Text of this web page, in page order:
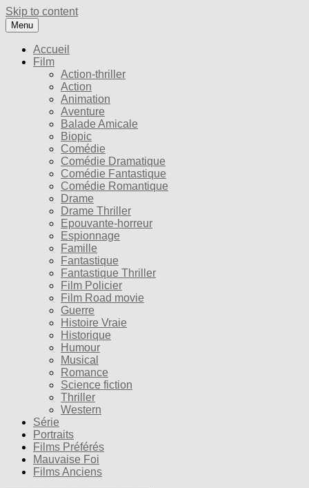
Skip to content
Menu
Accueil
Film
Action-thriller
Action
Animation
Aventure
Balade Amicale
Biopic
Comédie
Comédie Dramatique
Comédie Fantastique
Comédie Romantique
Drame
Drame Thriller
Epouvante-horreur
Espionnage
Famille
Fantastique
Fantastique Thriller
Film Policier
Film Road movie
Guerre
Histoire Vraie
Historique
Humour
Musical
Romance
Science fiction
Thriller
Western
Série
Portraits
Films Préférés
Mauvaise Foi
Films Anciens